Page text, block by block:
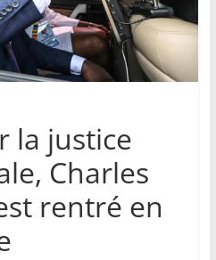
la justice
Charles
rentré en